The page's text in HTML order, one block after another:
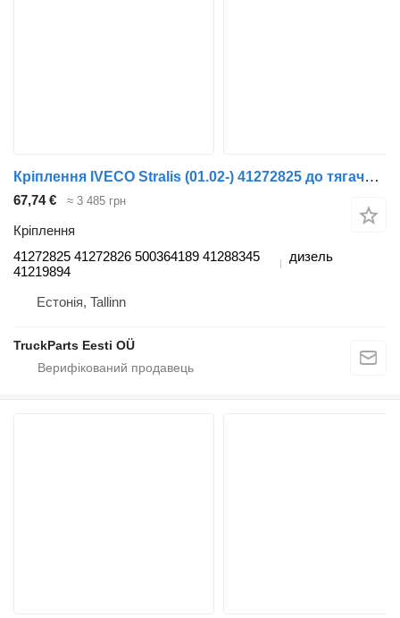
Кріплення IVECO Stralis (01.02-) 41272825 до тягача IVECO Stralis, Trakker (2002-)
67,74 € ≈ 3 485 грн
Кріплення
41272825 41272826 500364189 41288345
41219894
дизель
Естонія, Tallinn
TruckParts Eesti OÜ